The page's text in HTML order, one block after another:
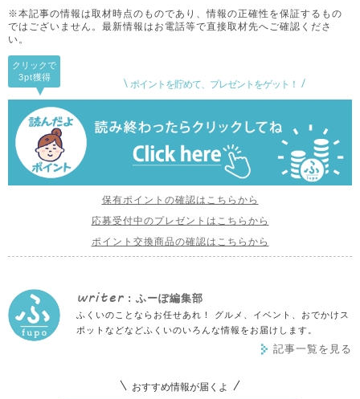
※本記事の情報は取材時点のものであり、情報の正確性を保証するもの
ではございません。 最新情報はお電話等で直接取材先へご確認くださ
い。
ポイントを貯めて、プレゼントをゲット！
クリックで
3pt獲得
保有ポイントの確認はこちらから
応募受付中のプレゼントはこちらから
ポイント交換商品の確認はこちらから
writer : ふーぽ編集部
ふくいのことならお任せあれ！ グルメ、イベント、おでかけス
ポットなどなどふくいのいろんな情報をお届けします。
記事一覧を見る
おすすめ情報が届くよ